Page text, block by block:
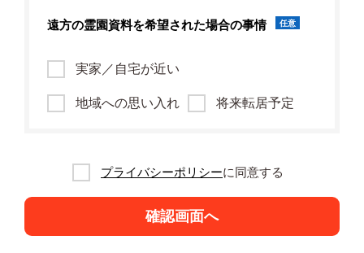
遠方の霊園資料を希望された場合の事情 任意
実家／自宅が近い
地域への思い入れ 将来転居予定
プライバシーポリシーに同意する
確認画面へ